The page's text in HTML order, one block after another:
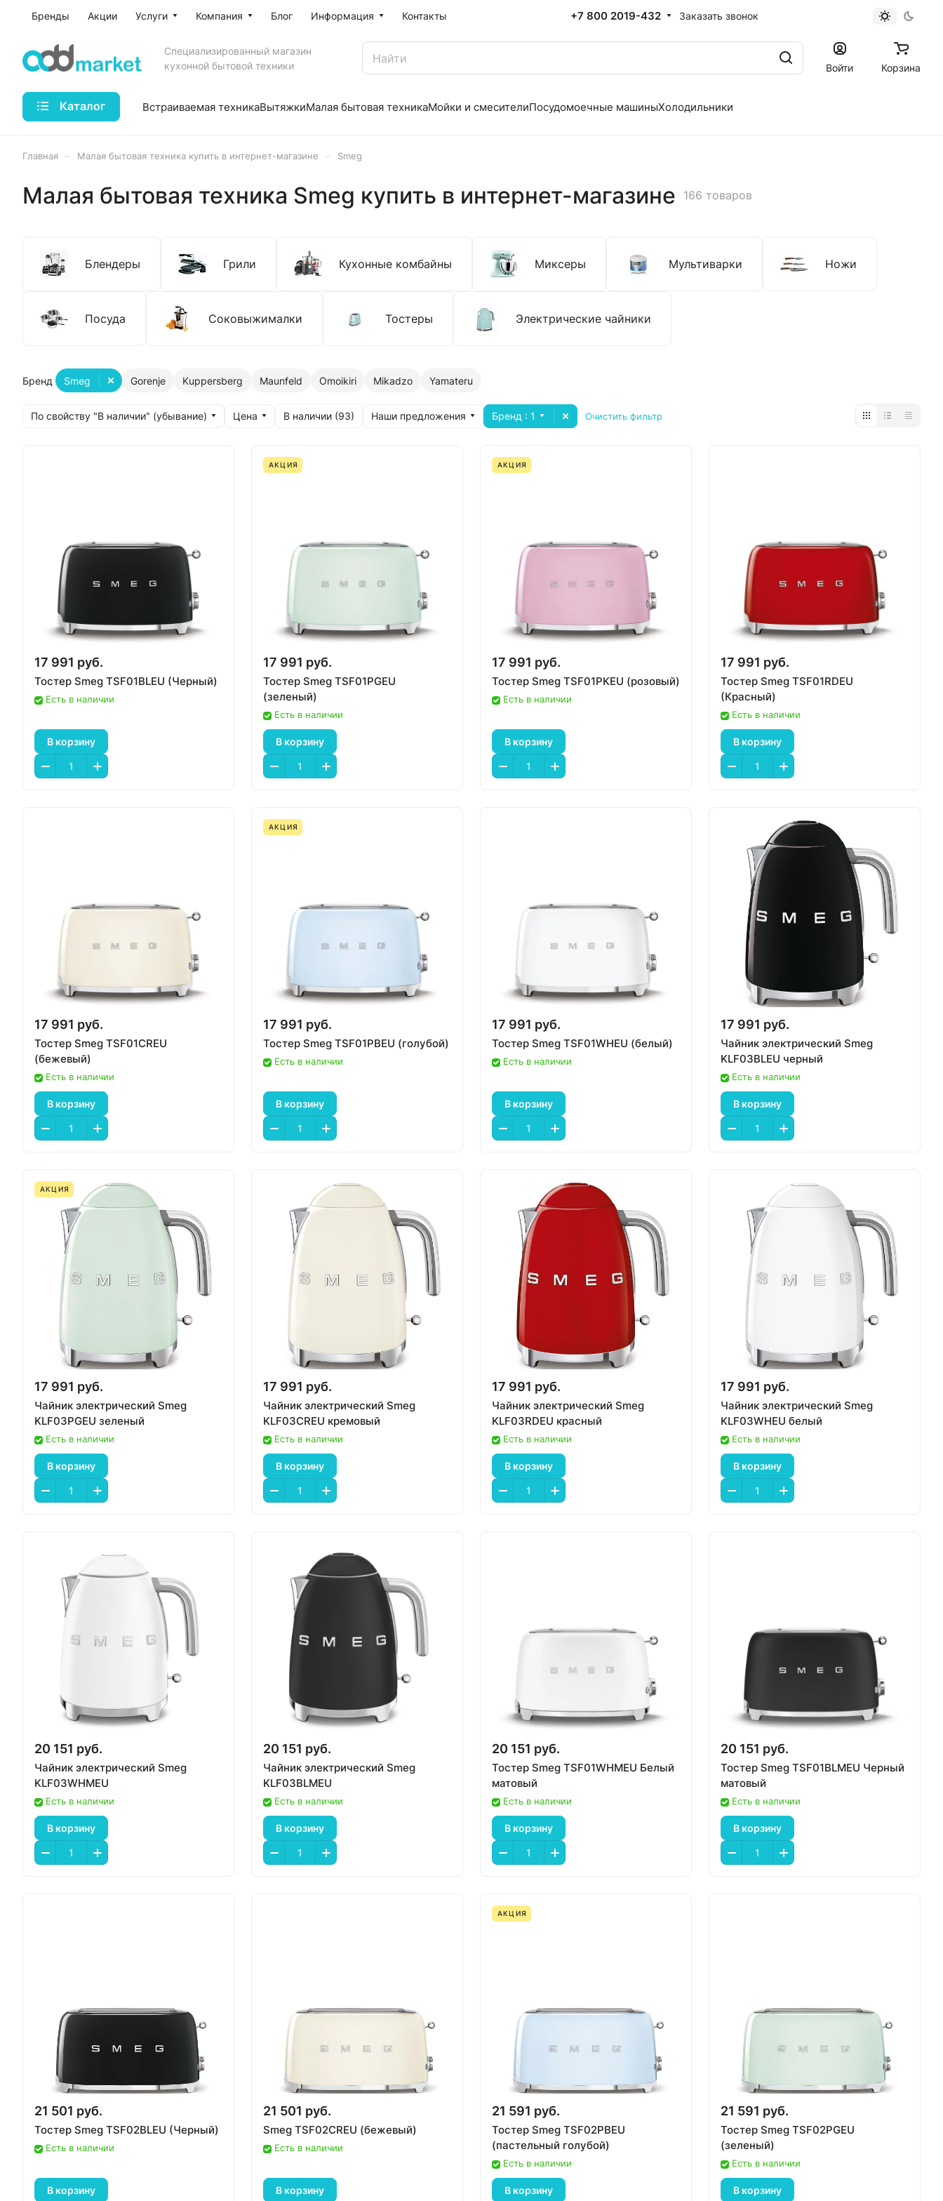
Бренды Акции Услуги Компания Блог Информация Контакты +7 800 2019-432 Заказать звонок
Специализированный магазин
кухонной бытовой техники
Войти Корзина
Каталог Встраиваемая техникаВытяжкиМалая бытовая техникаМойки и смесителиПосудомоечные машиныХолодильники
Главная Малая бытовая техника купить в интернет-магазине Smeg
Малая бытовая техника Smeg купить в интернет-магазине 166 товаров
Блендеры Грили Кухонные комбайны Миксеры Мультиварки Ножи
Посуда Соковыжималки Тостеры Электрические чайники
Бренд Smeg Gorenje Kuppersberg Maunfeld Omoikiri Mikadzo Yamateru
По свойству "В наличии" (убывание) Цена В наличии (93) Наши предложения Бренд : 1 Очистить фильтр
17 991 руб.
Тостер Smeg TSF01BLEU (Черный)
Есть в наличии
В корзину
АКЦИЯ
17 991 руб.
Тостер Smeg TSF01PGEU
(зеленый)
Есть в наличии
В корзину
АКЦИЯ
17 991 руб.
Тостер Smeg TSF01PKEU (розовый)
Есть в наличии
В корзину
17 991 руб.
Тостер Smeg TSF01RDEU
(Красный)
Есть в наличии
В корзину
17 991 руб.
Тостер Smeg TSF01CREU
(бежевый)
Есть в наличии
В корзину
АКЦИЯ
17 991 руб.
Тостер Smeg TSF01PBEU (голубой)
Есть в наличии
В корзину
17 991 руб.
Тостер Smeg TSF01WHEU (белый)
Есть в наличии
В корзину
17 991 руб.
Чайник электрический Smeg
KLF03BLEU черный
Есть в наличии
В корзину
АКЦИЯ
17 991 руб.
Чайник электрический Smeg
KLF03PGEU зеленый
Есть в наличии
В корзину
17 991 руб.
Чайник электрический Smeg
KLF03CREU кремовый
Есть в наличии
В корзину
17 991 руб.
Чайник электрический Smeg
KLF03RDEU красный
Есть в наличии
В корзину
17 991 руб.
Чайник электрический Smeg
KLF03WHEU белый
Есть в наличии
В корзину
20 151 руб.
Чайник электрический Smeg
KLF03WHMEU
Есть в наличии
В корзину
20 151 руб.
Чайник электрический Smeg
KLF03BLMEU
Есть в наличии
В корзину
20 151 руб.
Тостер Smeg TSF01WHMEU Белый
матовый
Есть в наличии
В корзину
20 151 руб.
Тостер Smeg TSF01BLMEU Черный
матовый
Есть в наличии
В корзину
21 501 руб.
Тостер Smeg TSF02BLEU (Черный)
Есть в наличии
В корзину
21 501 руб.
Smeg TSF02CREU (бежевый)
Есть в наличии
В корзину
АКЦИЯ
21 591 руб.
Тостер Smeg TSF02PBEU
(пастельный голубой)
Есть в наличии
В корзину
21 591 руб.
Тостер Smeg TSF02PGEU
(зеленый)
Есть в наличии
В корзину